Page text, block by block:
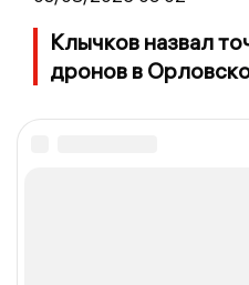
Клычков назвал
дронов в